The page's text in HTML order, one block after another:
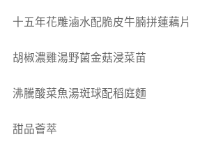
十五年花雕滷水配脆皮牛腩拼蓮藕片
胡椒濃雞湯野菌金菇浸菜苗
沸騰酸菜魚湯斑球配稻庭麵
甜品薈萃